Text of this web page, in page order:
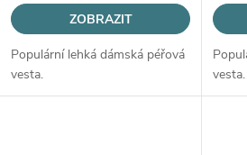
ZOBRAZIT
Populární lehká dámská péřová
vesta.
vesta.